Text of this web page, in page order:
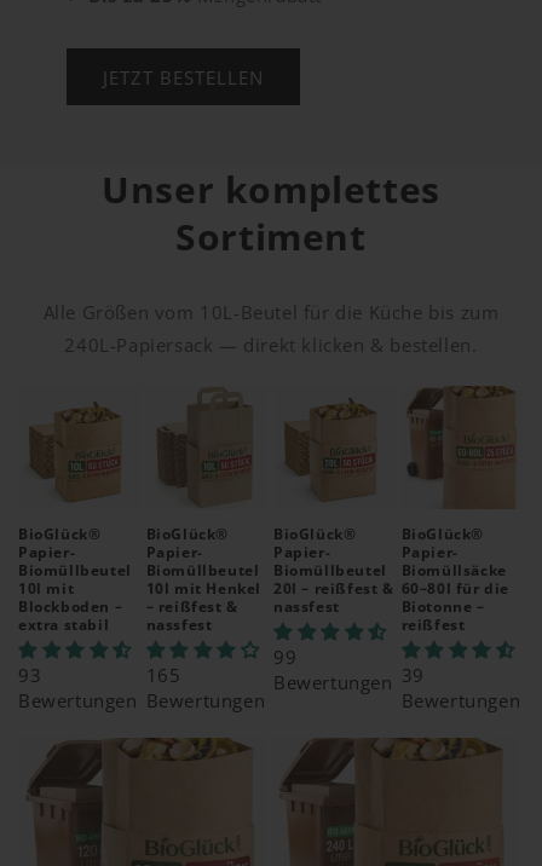
JETZT BESTELLEN
Unser komplettes
Sortiment
Alle Größen vom 10L-Beutel für die Küche bis zum
240L-Papiersack — direkt klicken & bestellen.
BioGlück®
Papier-
Biomüllbeutel
10l mit
Blockboden –
extra stabil
93
Bewertungen
BioGlück®
Papier-
Biomüllbeutel
10l mit Henkel
– reißfest &
nassfest
165
Bewertungen
BioGlück®
Papier-
Biomüllbeutel
20l – reißfest &
nassfest
99
Bewertungen
BioGlück®
Papier-
Biomüllsäcke
60–80l für die
Biotonne –
reißfest
39
Bewertungen